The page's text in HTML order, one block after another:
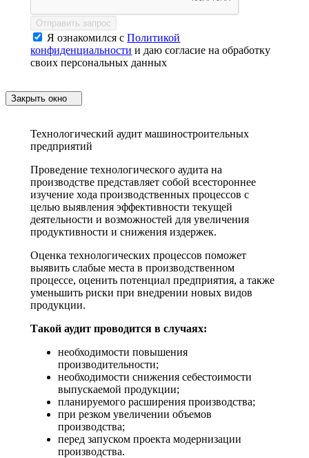
Отправить запрос
Я ознакомился сПолитикой
конфиденциальности и даю согласие на обработку
своих персональных данных
Закрыть окно
Технологический аудит машиностроительных
предприятий
Проведение технологического аудита на
производстве представляет собой всестороннее
изучение хода производственных процессов с
целью выявления эффективности текущей
деятельности и возможностей для увеличения
продуктивности и снижения издержек.
Оценка технологических процессов поможет
выявить слабые места в производственном
процессе, оценить потенциал предприятия, а также
уменьшить риски при внедрении новых видов
продукции.
Такой аудит проводится в случаях:
необходимости повышения
производительности;
необходимости снижения себестоимости
выпускаемой продукции;
планируемого расширения производства;
при резком увеличении объемов
производства;
перед запуском проекта модернизации
производства.